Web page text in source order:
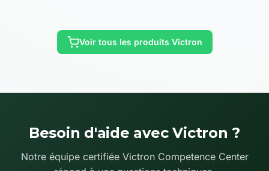
Voir tous les produits Victron
Besoin d'aide avec Victron ?
Notre équipe certifiée Victron Competence Center